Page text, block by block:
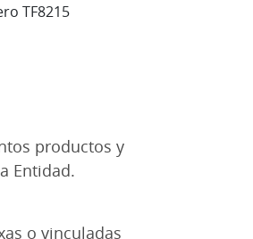
TF8215
productos y
Entidad.
o vinculadas